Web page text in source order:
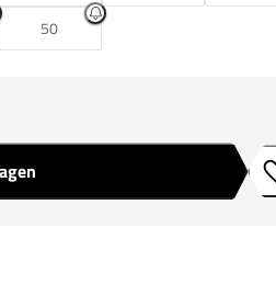
50